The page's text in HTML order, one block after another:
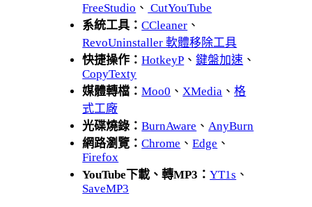
FreeStudio 、 CutYouTube
系統工具：CCleaner 、
RevoUninstaller 軟體移除工具
快捷操作：HotkeyP 、鍵盤加速 、
CopyTexty
媒體轉檔：Moo0 、 XMedia 、格
式工廠
光碟燒錄：BurnAware 、 AnyBurn
網路瀏覽：Chrome 、Edge 、
Firefox
YouTube下載、轉MP3：YT1s 、
SaveMP3